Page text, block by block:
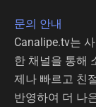
문의 안내
Canalipe.tv는
한 채널을 통해
제나 빠르고 친
반영하여 더 나